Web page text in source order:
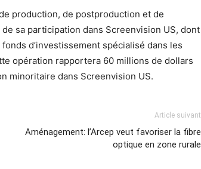
production, de postproduction et de
sa participation dans Screenvision US, dont
d’investissement spécialisé dans les
opération rapportera 60 millions de dollars
minoritaire dans Screenvision US.
Article suivant
Aménagement: l’Arcep veut favoriser la fibre
optique en zone rurale